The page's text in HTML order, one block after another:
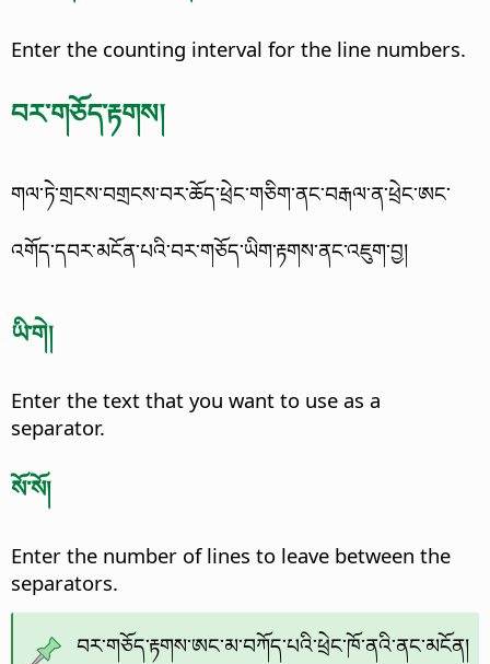
Enter the counting interval for the line numbers.
བར་གཅོད་རྟགས།
གལ་ཏེ་གྲངས་བགྲངས་བར་ཆོད་ཕྲེང་གཅིག་ནང་བརྒལ་ན་ཕྲེང་ཨང་
འགོད་དབར་མངོན་པའི་བར་གཅོད་ཡིག་རྟགས་ནང་འཇུག་བྱ།
ཡི་གེ།
Enter the text that you want to use as a
separator.
སོ་སོ།
Enter the number of lines to leave between the
separators.
བར་གཅོད་རྟགས་ཨང་མ་བཀོད་པའི་ཕྲེང་ཁོ་ནའི་ནང་མངོན།